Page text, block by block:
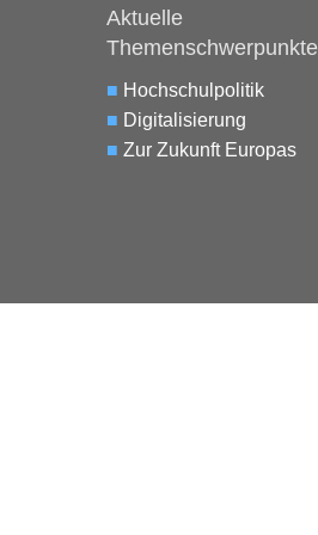
Aktuelle
Themenschwerpunkte
■ Hochschulpolitik
■ Digitalisierung
■ Zur Zukunft Europas